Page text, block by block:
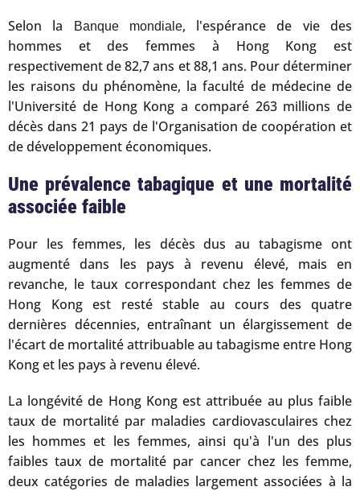
Selon la Banque mondiale, l'espérance de vie des
hommes et des femmes à Hong Kong est
respectivement de 82,7 ans et 88,1 ans. Pour déterminer
les raisons du phénomène, la faculté de médecine de
l'Université de Hong Kong a comparé 263 millions de
décès dans 21 pays de l'Organisation de coopération et
de développement économiques.
Une prévalence tabagique et une mortalité
associée faible
Pour les femmes, les décès dus au tabagisme ont
augmenté dans les pays à revenu élevé, mais en
revanche, le taux correspondant chez les femmes de
Hong Kong est resté stable au cours des quatre
dernières décennies, entraînant un élargissement de
l'écart de mortalité attribuable au tabagisme entre Hong
Kong et les pays à revenu élevé.
La longévité de Hong Kong est attribuée au plus faible
taux de mortalité par maladies cardiovasculaires chez
les hommes et les femmes, ainsi qu'à l'un des plus
faibles taux de mortalité par cancer chez les femme,
deux catégories de maladies largement associées à la